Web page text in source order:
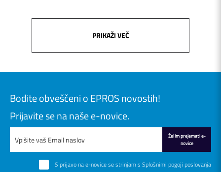
PRIKAŽI VEČ
Bodite obveščeni o EPROS novostih!
Prijavite se na naše e-novice.
Želim prejemati e-
novice
S prijavo na e-novice se strinjam s Splošnimi pogoji poslovanja